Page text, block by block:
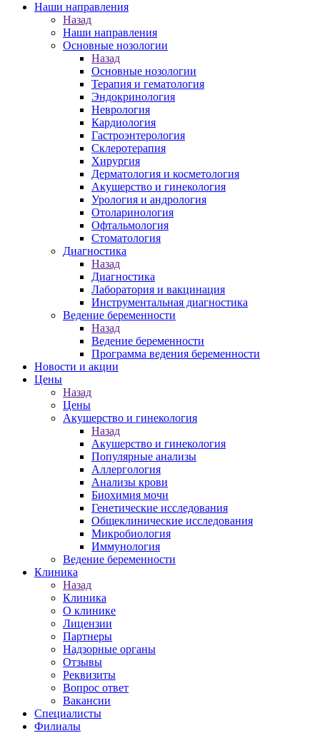
Наши направления
Назад
Наши направления
Основные нозологии
Назад
Основные нозологии
Терапия и гематология
Эндокринология
Неврология
Кардиология
Гастроэнтерология
Склеротерапия
Хирургия
Дерматология и косметология
Акушерство и гинекология
Урология и андрология
Отоларинология
Офтальмология
Стоматология
Диагностика
Назад
Диагностика
Лаборатория и вакцинация
Инструментальная диагностика
Ведение беременности
Назад
Ведение беременности
Программа ведения беременности
Новости и акции
Цены
Назад
Цены
Акушерство и гинекология
Назад
Акушерство и гинекология
Популярные анализы
Аллергология
Анализы крови
Биохимия мочи
Генетические исследования
Общеклинические исследования
Микробиология
Иммунология
Ведение беременности
Клиника
Назад
Клиника
О клинике
Лицензии
Партнеры
Надзорные органы
Отзывы
Реквизиты
Вопрос ответ
Вакансии
Специалисты
Филиалы